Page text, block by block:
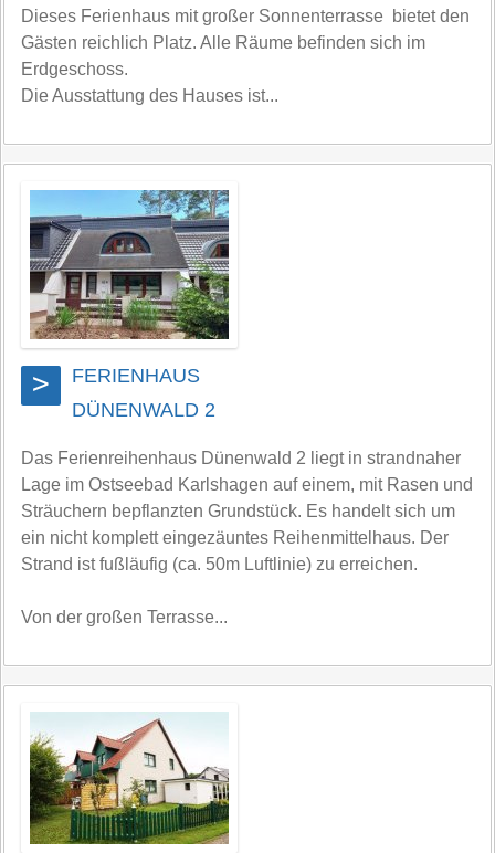
Dieses Ferienhaus mit großer Sonnenterrasse bietet den
Gästen reichlich Platz. Alle Räume befinden sich im
Erdgeschoss.
Die Ausstattung des Hauses ist...
>
FERIENHAUS
DÜNENWALD 2
Das Ferienreihenhaus Dünenwald 2 liegt in strandnaher
Lage im Ostseebad Karlshagen auf einem, mit Rasen und
Sträuchern bepflanzten Grundstück. Es handelt sich um
ein nicht komplett eingezäuntes Reihenmittelhaus. Der
Strand ist fußläufig (ca. 50m Luftlinie) zu erreichen.
Von der großen Terrasse...